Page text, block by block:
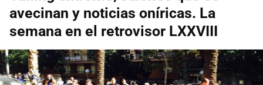
avecinan y noticias oníricas. La
semana en el retrovisor LXXVIII